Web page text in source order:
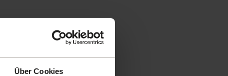
Über Cookies